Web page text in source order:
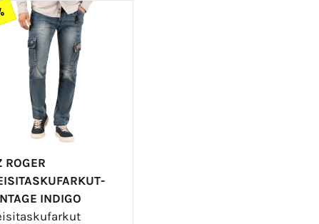
ROGER
INDIGO